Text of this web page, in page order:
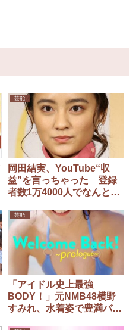
芸能
岡田結実、YouTube“収
益”を言っちゃった 登録
者数1万4000人でなんと…
芸能
「アイドル史上最強
BODY！」元NMB48横野
すみれ、水着姿で豊満バス